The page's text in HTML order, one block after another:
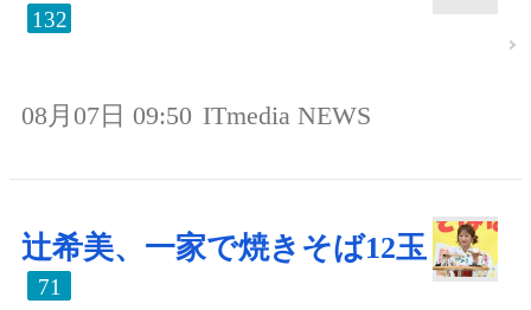
132
08月07日 09:50 ITmedia NEWS
辻希美、一家で焼きそば12玉
71